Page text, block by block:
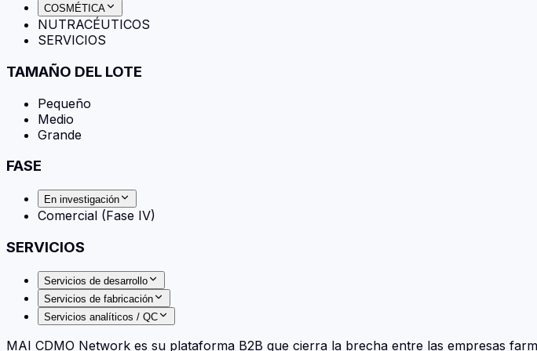
COSMÉTICA
NUTRACÉUTICOS
SERVICIOS
TAMAÑO DEL LOTE
Pequeño
Medio
Grande
FASE
En investigación
Comercial (Fase IV)
SERVICIOS
Servicios de desarrollo
Servicios de fabricación
Servicios analíticos / QC
MAI CDMO Network es su plataforma B2B que cierra la brecha entre las empresas